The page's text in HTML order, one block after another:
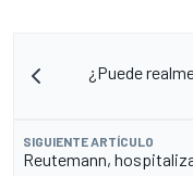
¿Puede
SIGUIENTE ARTÍCULO
Reutemann,